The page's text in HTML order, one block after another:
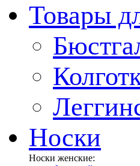
Товары
Носки
Носки женские: